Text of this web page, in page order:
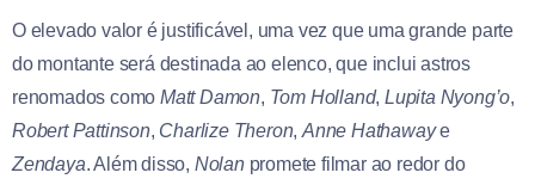
O elevado valor é justificável, uma vez que uma grande parte
do montante será destinada ao elenco, que inclui astros
renomados comoMatt Damon, Tom Holland,Lupita Nyong’o,
Robert Pattinson, Charlize Theron,Anne Hathawaye
Zendaya. Além disso, Nolan promete filmar ao redor do